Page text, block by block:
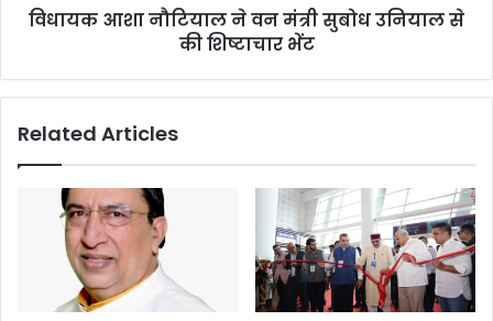
विधायक आशा नौटियाल ने वन मंत्री सुबोध उनियाल से
की शिष्टाचार भेंट
Related Articles